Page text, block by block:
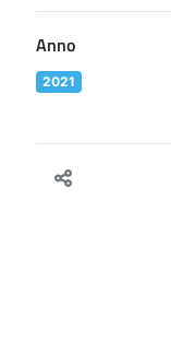
Anno
2021